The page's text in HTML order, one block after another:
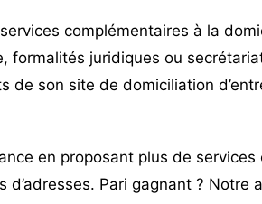
complémentaires à la
formalités juridiques ou
de son site de domiciliation
en proposant plus de
d’adresses. Pari gagnant ? Notre